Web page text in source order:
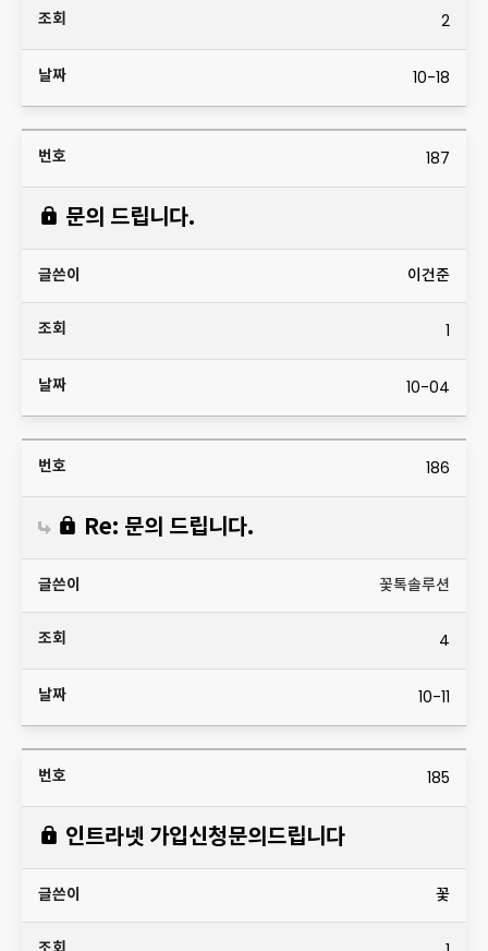
2
10-18
187
문의 드립니다.
이건준
1
10-04
186
Re: 문의 드립니다.
꽃톡솔루션
4
10-11
185
인트라넷 가입신청문의드립니다
꽃